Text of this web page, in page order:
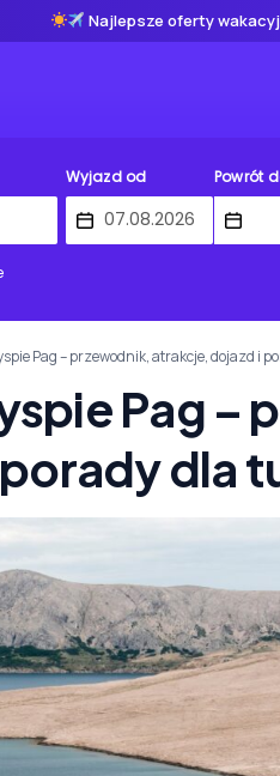
Najlepsze oferty
Wyjazd od Powrót
Pag – przewodnik, atrakcje, dojazd i
Pag –
dla